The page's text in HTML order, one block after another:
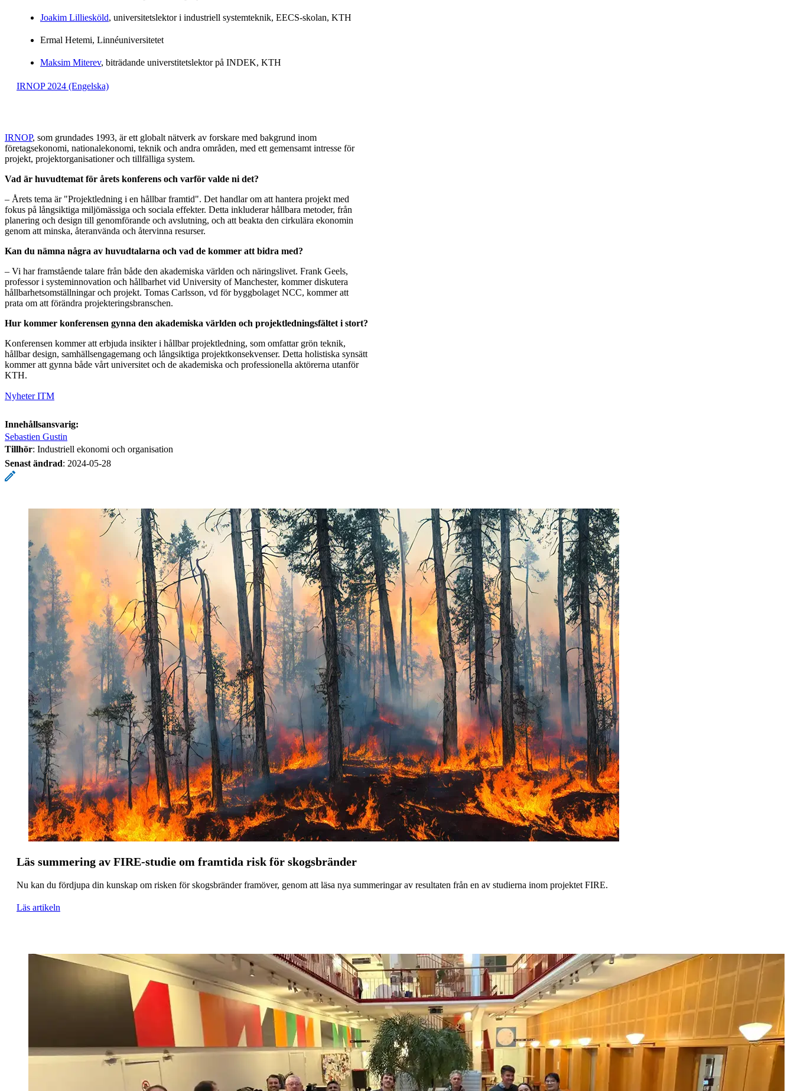
Joakim Lilliesköld, universitetslektor i industriell systemteknik, EECS-skolan, KTH
Ermal Hetemi, Linnéuniversitetet
Maksim Miterev, biträdande universtitetslektor på INDEK, KTH
IRNOP 2024 (Engelska)
IRNOP, som grundades 1993, är ett globalt nätverk av forskare med bakgrund inom
företagsekonomi, nationalekonomi, teknik och andra områden, med ett gemensamt intresse för
projekt, projektorganisationer och tillfälliga system.
Vad är huvudtemat för årets konferens och varför valde ni det?
– Årets tema är "Projektledning i en hållbar framtid". Det handlar om att hantera projekt med
fokus på långsiktiga miljömässiga och sociala effekter. Detta inkluderar hållbara metoder, från
planering och design till genomförande och avslutning, och att beakta den cirkulära ekonomin
genom att minska, återanvända och återvinna resurser.
Kan du nämna några av huvudtalarna och vad de kommer att bidra med?
– Vi har framstående talare från både den akademiska världen och näringslivet. Frank Geels,
professor i systeminnovation och hållbarhet vid University of Manchester, kommer diskutera
hållbarhetsomställningar och projekt. Tomas Carlsson, vd för byggbolaget NCC, kommer att
prata om att förändra projekteringsbranschen.
Hur kommer konferensen gynna den akademiska världen och projektledningsfältet i stort?
Konferensen kommer att erbjuda insikter i hållbar projektledning, som omfattar grön teknik,
hållbar design, samhällsengagemang och långsiktiga projektkonsekvenser. Detta holistiska synsätt
kommer att gynna både vårt universitet och de akademiska och professionella aktörerna utanför
KTH.
Nyheter ITM
Innehållsansvarig:
Sebastien Gustin
Tillhör: Industriell ekonomi och organisation
Senast ändrad: 2024-05-28
Läs summering av FIRE-studie om framtida risk för skogsbränder
Nu kan du fördjupa din kunskap om risken för skogsbränder framöver, genom att läsa nya summeringar av resultaten från en av studierna inom projektet FIRE.
Läs artikeln